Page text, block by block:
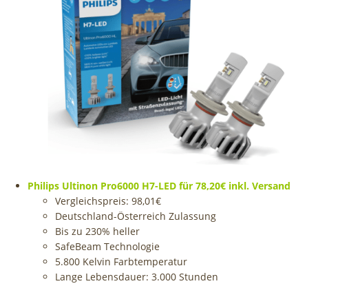
Philips Ultinon Pro6000 H7-LED für 78,20€ inkl. Versand
Vergleichspreis: 98,01€
Deutschland-Österreich Zulassung
Bis zu 230% heller
SafeBeam Technologie
5.800 Kelvin Farbtemperatur
Lange Lebensdauer: 3.000 Stunden